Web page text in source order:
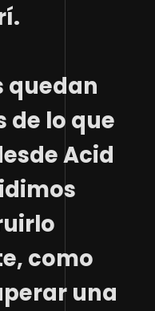
quedan
de lo que
Acid
como
una